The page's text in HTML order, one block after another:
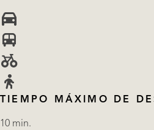
TIEMPO MÁXIMO DE
10 min.